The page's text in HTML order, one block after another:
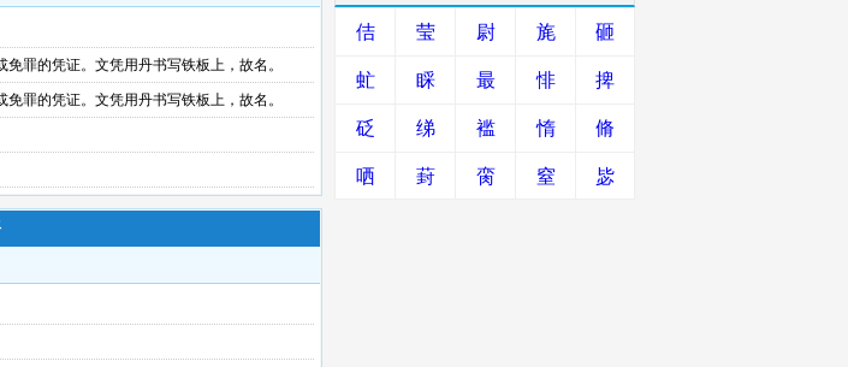
罪的凭证。文凭用丹书写铁板上，故名。
罪的凭证。文凭用丹书写铁板上，故名。
佶 莹 尉 旄 砸
虻 睬 最 悱 捭
砭 绨 褴 惰 脩
哂 葑 脔 窒 毖